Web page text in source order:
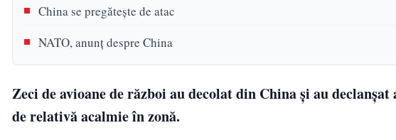
China se pregăteşte de atac
NATO, anunţ despre China
Zeci de avioane de război au decolat din China și au
de relativă acalmie în zonă.